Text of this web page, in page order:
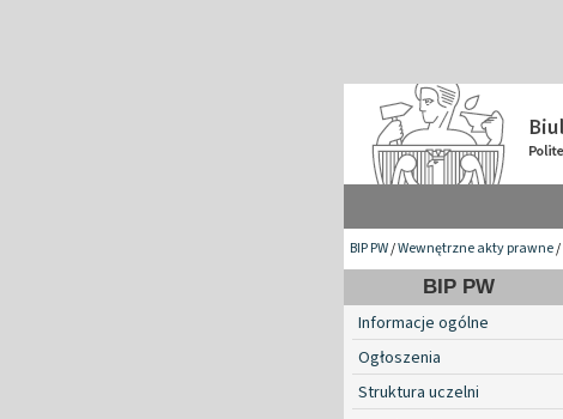
BIP PW/Wewnętrzne akty prawne/
BIP PW
Informacje ogólne
Ogłoszenia
Struktura uczelni